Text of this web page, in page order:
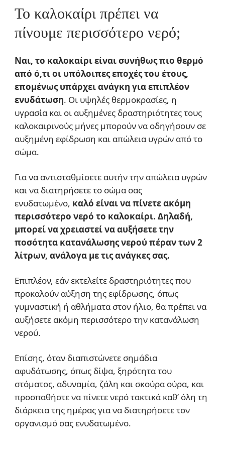
Το καλοκαίρι πρέπει να
πίνουμε περισσότερο νερό;
Ναι, το καλοκαίρι είναι συνήθως πιο θερμό
από ό,τι οι υπόλοιπες εποχές του έτους,
επομένως υπάρχει ανάγκη για επιπλέον
ενυδάτωση. Οι υψηλές θερμοκρασίες, η
υγρασία και οι αυξημένες δραστηριότητες τους
καλοκαιρινούς μήνες μπορούν να οδηγήσουν σε
αυξημένη εφίδρωση και απώλεια υγρών από το
σώμα.
Για να αντισταθμίσετε αυτήν την απώλεια υγρών
και να διατηρήσετε το σώμα σας
ενυδατωμένο, καλό είναι να πίνετε ακόμη
περισσότερο νερό το καλοκαίρι. Δηλαδή,
μπορεί να χρειαστεί να αυξήσετε την
ποσότητα κατανάλωσης νερού πέραν των 2
λίτρων, ανάλογα με τις ανάγκες σας.
Επιπλέον, εάν εκτελείτε δραστηριότητες που
προκαλούν αύξηση της εφίδρωσης, όπως
γυμναστική ή αθλήματα στον ήλιο, θα πρέπει να
αυξήσετε ακόμη περισσότερο την κατανάλωση
νερού.
Επίσης, όταν διαπιστώνετε σημάδια
αφυδάτωσης, όπως δίψα, ξηρότητα του
στόματος, αδυναμία, ζάλη και σκούρα ούρα, και
προσπαθήστε να πίνετε νερό τακτικά καθ’ όλη τη
διάρκεια της ημέρας για να διατηρήσετε τον
οργανισμό σας ενυδατωμένο.